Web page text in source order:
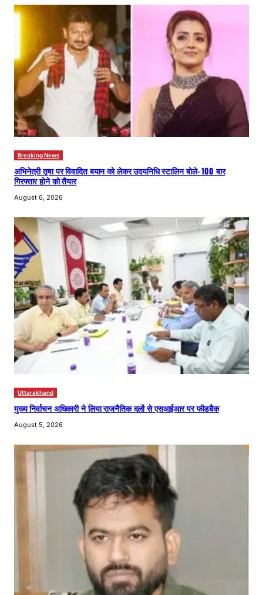
Breaking News
अभिनेत्री तृषा पर विवादित बयान को लेकर उदयनिधि स्टालिन बोले- 100 बार
गिरफ्तार होने को तैयार
August 6, 2026
Uttarakhand
मुख्य निर्वाचन अधिकारी ने लिया राजनैतिक दलों से एसआईआर पर फीडबैक
August 5, 2026